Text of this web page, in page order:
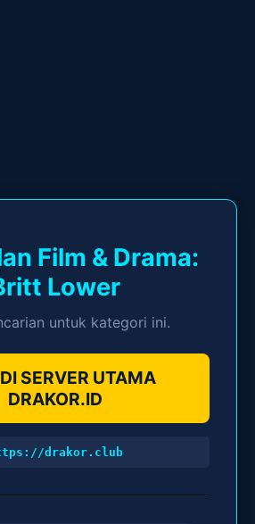
Film & Drama:
Lower
untuk kategori ini.
SERVER UTAMA
DRAKOR.ID
drakor.club